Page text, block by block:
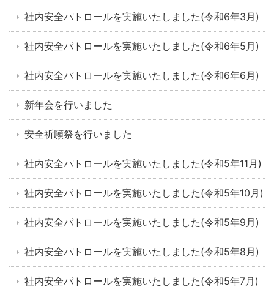
社内安全パトロールを実施いたしました(令和6年3月)
社内安全パトロールを実施いたしました(令和6年5月)
社内安全パトロールを実施いたしました(令和6年6月)
新年会を行いました
安全祈願祭を行いました
社内安全パトロールを実施いたしました(令和5年11月)
社内安全パトロールを実施いたしました(令和5年10月)
社内安全パトロールを実施いたしました(令和5年9月)
社内安全パトロールを実施いたしました(令和5年8月)
社内安全パトロールを実施いたしました(令和5年7月)